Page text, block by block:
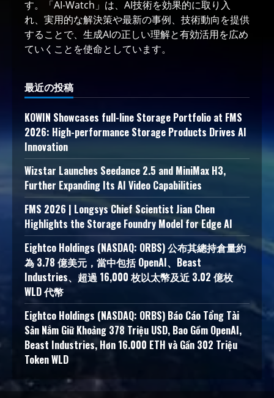
す。「AI-Watch」は、AI技術を効果的に取り入
れ、実用的な解決策や最新の事例、技術動向を提供
することで、生成AIの正しい理解と有効活用を広め
ていくことを使命としています。
最近の投稿
KOWIN Showcases full-line Storage Portfolio at FMS
2026: High-performance Storage Products Drives AI
Innovation
Wizstar Launches Seedance 2.5 and MiniMax H3,
Further Expanding Its AI Video Capabilities
FMS 2026 | Longsys Chief Scientist Jian Chen
Highlights the Storage Foundry Model for Edge AI
Eightco Holdings (NASDAQ: ORBS) 公布其總持倉量約
為 3.78 億美元，當中包括 OpenAI、Beast
Industries、超過 16,000 枚以太幣及近 3.02 億枚
WLD 代幣
Eightco Holdings (NASDAQ: ORBS) Báo Cáo Tổng Tài
Sản Nắm Giữ Khoảng 378 Triệu USD, Bao Gồm OpenAI,
Beast Industries, Hơn 16.000 ETH và Gần 302 Triệu
Token WLD